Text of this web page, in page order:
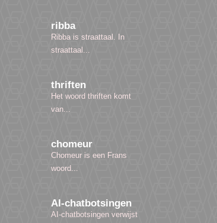
ribba
Ribba is straattaal. In
straattaal...
thriften
Het woord thriften komt
van...
chomeur
Chomeur is een Frans
woord...
AI-chatbotsingen
AI-chatbotsingen verwijst